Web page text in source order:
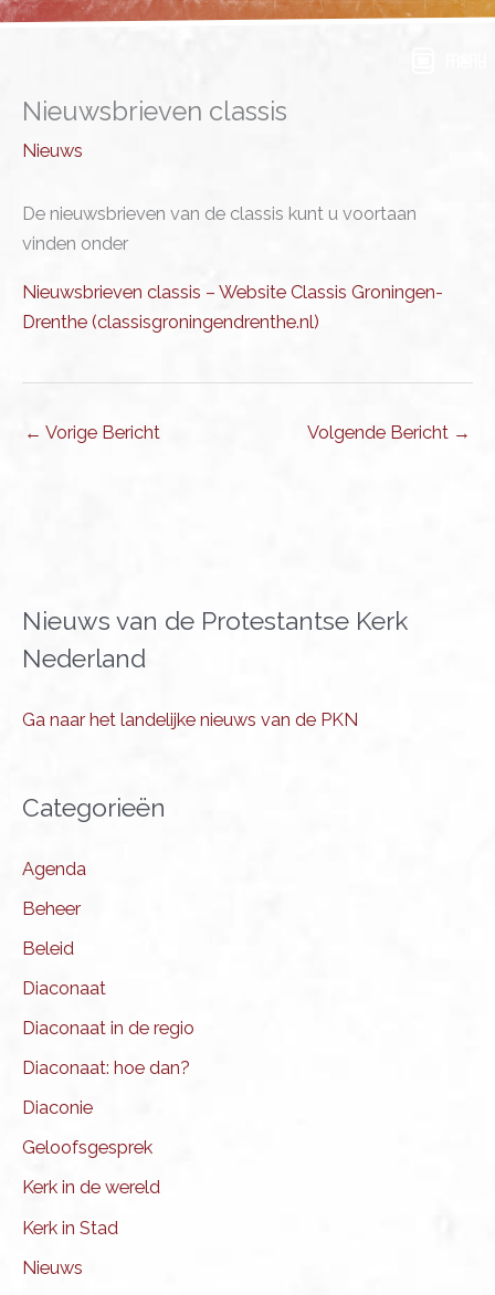
Ga
inhoudNieuwsbrieven classis
Nieuws
De nieuwsbrieven van de classis kunt u voortaan
vinden onder
Nieuwsbrieven classis – Website Classis Groningen-
Drenthe (classisgroningendrenthe.nl)
← Vorige Bericht Volgende Bericht →
Nieuws van de Protestantse Kerk
Nederland
Ga naar het landelijke nieuws van de PKN
Categorieën
Agenda
Beheer
Beleid
Diaconaat
Diaconaat in de regio
Diaconaat: hoe dan?
Diaconie
Geloofsgesprek
Kerk in de wereld
Kerk in Stad
Nieuws